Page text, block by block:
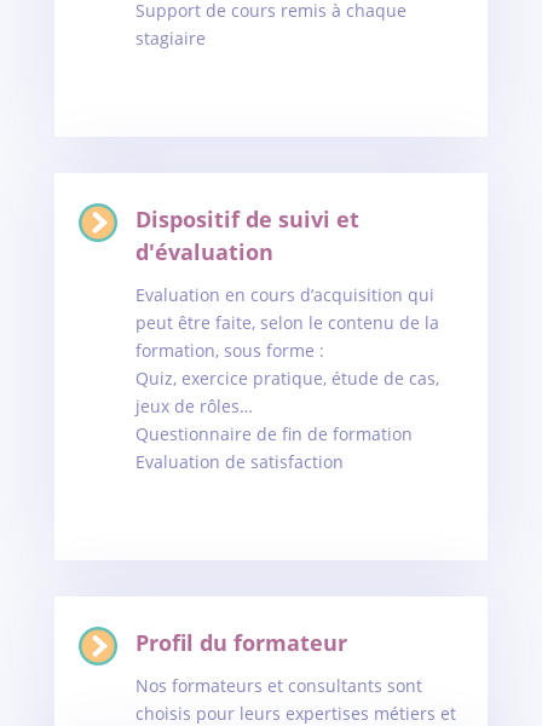
Support de cours remis à chaque
stagiaire
Dispositif de suivi et
d'évaluation
Evaluation en cours d’acquisition qui
peut être faite, selon le contenu de la
formation, sous forme :
Quiz, exercice pratique, étude de cas,
jeux de rôles…
Questionnaire de fin de formation
Evaluation de satisfaction
Profil du formateur
Nos formateurs et consultants sont
choisis pour leurs expertises métiers et